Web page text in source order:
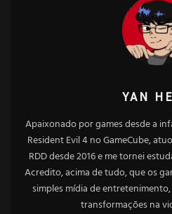
YAN
Apaixonado por games desde a
Resident Evil 4 no GameCube,
RDD desde 2016 e me tornei
Acredito, acima de tudo, que os
simples mídia de
transformações na